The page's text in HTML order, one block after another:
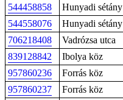
544458858
Hunyadi sétány
544558076
Hunyadi sétány
706218408
Vadrózsa utca
839128842
Ibolya köz
957860236
Forrás köz
957860237
Forrás köz